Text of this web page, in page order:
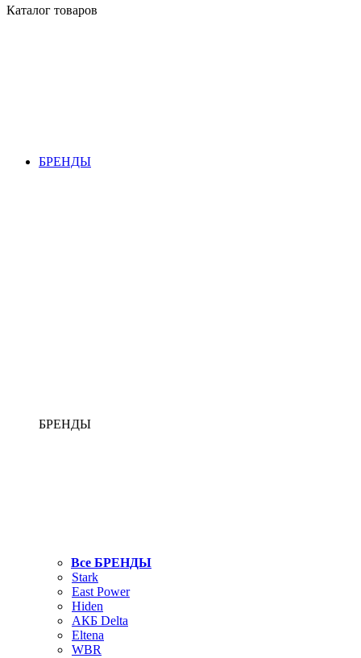
Каталог товаров
БРЕНДЫ
БРЕНДЫ
Все БРЕНДЫ
Stark
East Power
Hiden
АКБ Delta
Eltena
WBR